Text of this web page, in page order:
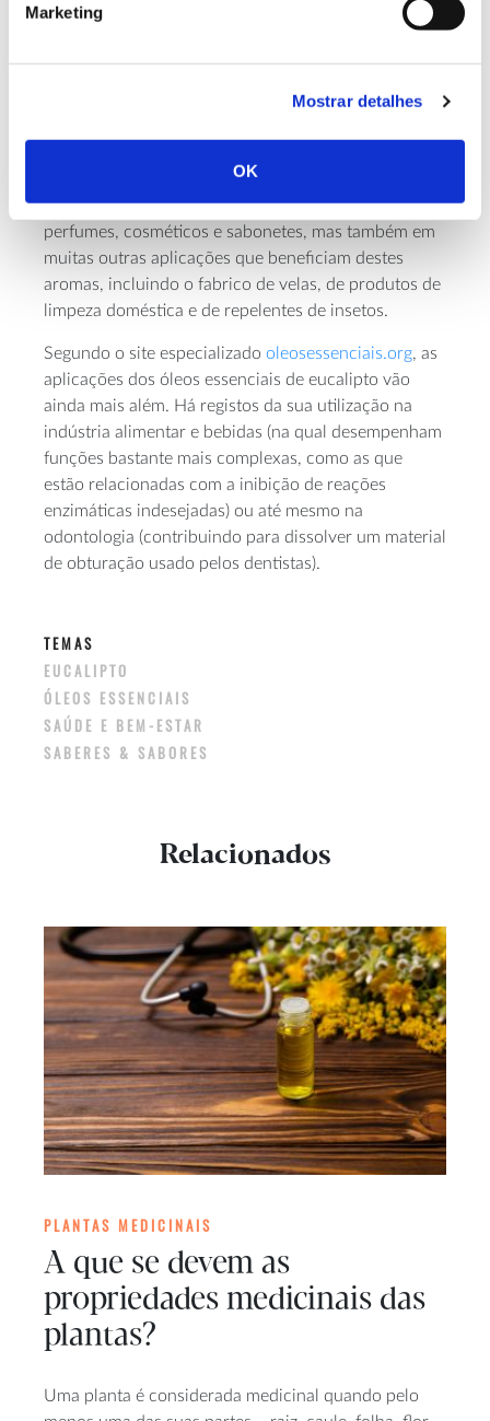
Marketing
Mostrar detalhes
OK
nesta indústria,
segundo dados da IFEAT
frescos e cítricos, com fragrâncias que lembram
limão. É por este motivo que o seu uso é comum nos
perfumes, cosméticos e sabonetes, mas também em
muitas outras aplicações que beneficiam destes
aromas, incluindo o fabrico de velas, de produtos de
limpeza doméstica e de repelentes de insetos.
Segundo o site especializado oleosessenciais.org, as
aplicações dos óleos essenciais de eucalipto vão
ainda mais além. Há registos da sua utilização na
indústria alimentar e bebidas (na qual desempenham
funções bastante mais complexas, como as que
estão relacionadas com a inibição de reações
enzimáticas indesejadas) ou até mesmo na
odontologia (contribuindo para dissolver um material
de obturação usado pelos dentistas).
TEMAS
EUCALIPTO
ÓLEOS ESSENCIAIS
SAÚDE E BEM-ESTAR
SABERES & SABORES
Relacionados
PLANTAS MEDICINAIS
A que se devem as
propriedades medicinais das
plantas?
Uma planta é considerada medicinal quando pelo